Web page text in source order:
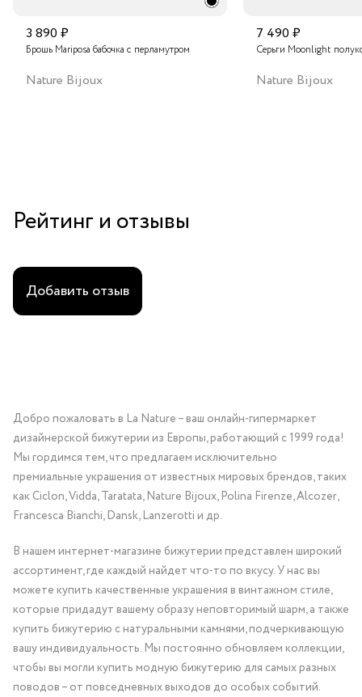
3 890 ₽
Брошь Mariposa бабочка с перламутром
Nature Bijoux
7 490 ₽
Серьги Moonlight
Nature Bijoux
Рейтинг и отзывы
Добавить отзыв
Добро пожаловать в La Nature – ваш онлайн-гипермаркет
дизайнерской бижутерии из Европы, работающий с 1999 года!
Мы гордимся тем, что предлагаем исключительно
премиальные украшения от известных мировых брендов, таких
как Ciclon, Vidda, Taratata, Nature Bijoux, Polina Firenze, Alcozer,
Francesca Bianchi, Dansk, Lanzerotti и др.
В нашем интернет-магазине бижутерии представлен широкий
ассортимент, где каждый найдет что-то по вкусу. У нас вы
можете купить качественные украшения в винтажном стиле,
которые придадут вашему образу неповторимый шарм, а также
купить бижутерию с натуральными камнями, подчеркивающую
вашу индивидуальность. Мы постоянно обновляем коллекции,
чтобы вы могли купить модную бижутерию для самых разных
поводов – от повседневных выходов до особых событий.